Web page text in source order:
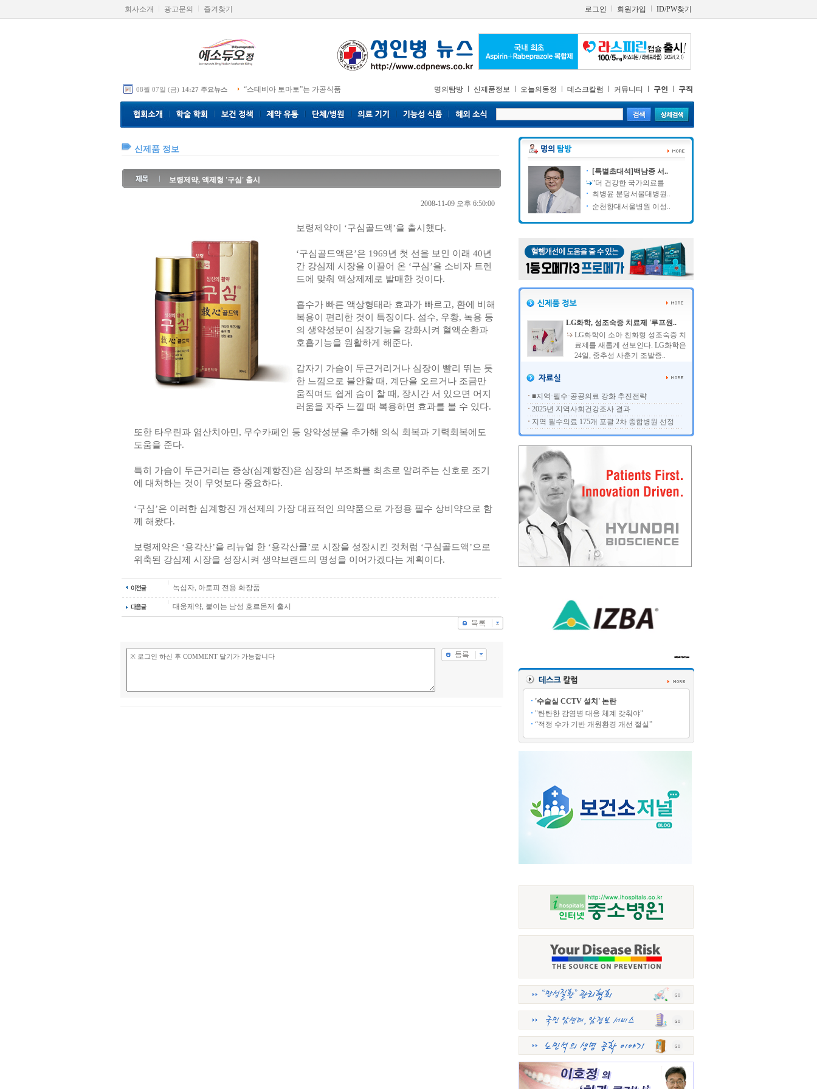
회사소개 광고문의 즐겨찾기 로그인 회원가입 ID/PW찾기
08월 07일 (금) 14:27 주요뉴스 “스테비아 토마토”는 가공식품 명의탐방 신제품정보 오늘의동정 데스크칼럼 커뮤니티 구인 구직
신제품 정보
보령제약, 액제형 '구심' 출시
2008-11-09 오후 6:50:00
보령제약이 ‘구심골드액’을 출시했다.
‘구심골드액은’은 1969년 첫 선을 보인 이래 40년
간 강심제 시장을 이끌어 온 ‘구심’을 소비자 트렌
드에 맞춰 액상제제로 발매한 것이다.
흡수가 빠른 액상형태라 효과가 빠르고, 환에 비해
복용이 편리한 것이 특징이다. 섬수, 우황, 녹용 등
의 생약성분이 심장기능을 강화시켜 혈액순환과
호흡기능을 원활하게 해준다.
갑자기 가슴이 두근거리거나 심장이 빨리 뛰는 듯
한 느낌으로 불안할 때, 계단을 오르거나 조금만
움직여도 쉽게 숨이 찰 때, 장시간 서 있으면 어지
러움을 자주 느낄 때 복용하면 효과를 볼 수 있다.
또한 타우린과 염산치아민, 무수카페인 등 양약성분을 추가해 의식 회복과 기력회복에도
도움을 준다.
특히 가슴이 두근거리는 증상(심계항진)은 심장의 부조화를 최초로 알려주는 신호로 조기
에 대처하는 것이 무엇보다 중요하다.
‘구심’은 이러한 심계항진 개선제의 가장 대표적인 의약품으로 가정용 필수 상비약으로 함
께 해왔다.
보령제약은 ‘용각산’을 리뉴얼 한 ‘용각산쿨’로 시장을 성장시킨 것처럼 ‘구심골드액’으로
위축된 강심제 시장을 성장시켜 생약브랜드의 명성을 이어가겠다는 계획이다.
녹십자, 아토피 전용 화장품
대웅제약, 붙이는 남성 호르몬제 출시
[특별초대석]백남종 서..
"더 건강한 국가의료를
최병윤 분당서울대병원..
순천향대서울병원 이성..
LG화학, 성조숙증 치료제 '루프원..
LG화학이 소아 친화형 성조숙증 치
료제를 새롭게 선보인다. LG화학은
24일, 중추성 사춘기 조발증..
■지역·필수·공공의료 강화 추진전략
2025년 지역사회건강조사 결과
지역 필수의료 175개 포괄 2차 종합병원 선정
'수술실 CCTV 설치' 논란
"탄탄한 감염병 대응 체계 갖춰야"
“적정 수가 기반 개원환경 개선 절실”